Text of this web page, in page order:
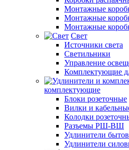
Монтажные
Монтажные
Монтажные
Свет
Источники света
Светильники
Управление
Комплектующие
комплектующие
Блоки розеточные
Вилки и
Колодки
Разъемы РШ-ВШ
Удлинители
Удлинители